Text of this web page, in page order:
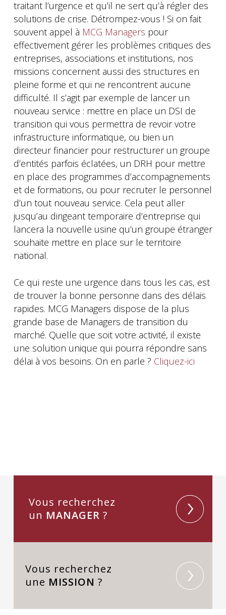
traitant l’urgence et qu’il ne sert qu’à régler des
solutions de crise. Détrompez-vous ! Si on fait
souvent appel à MCG Managers pour
effectivement gérer les problèmes critiques des
entreprises, associations et institutions, nos
missions concernent aussi des structures en
pleine forme et qui ne rencontrent aucune
difficulté. Il s’agit par exemple de lancer un
nouveau service : mettre en place un DSI de
transition qui vous permettra de revoir votre
infrastructure informatique, ou bien un
directeur financier pour restructurer un groupe
d’entités parfois éclatées, un DRH pour mettre
en place des programmes d’accompagnements
et de formations, ou pour recruter le personnel
d’un tout nouveau service. Cela peut aller
jusqu’au dirigeant temporaire d’entreprise qui
lancera la nouvelle usine qu’un groupe étranger
souhaite mettre en place sur le territoire
national.
Ce qui reste une urgence dans tous les cas, est
de trouver la bonne personne dans des délais
rapides. MCG Managers dispose de la plus
grande base de Managers de transition du
marché. Quelle que soit votre activité, il existe
une solution unique qui pourra répondre sans
délai à vos besoins. On en parle ? Cliquez-ici
Vous recherchez
un MANAGER ?
Vous recherchez
une MISSION ?